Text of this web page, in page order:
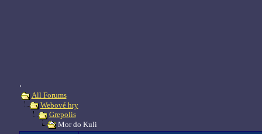
.
All Forums
Webové hry
Grepolis
Mor do Kuli